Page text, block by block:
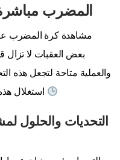
المضرب
مشاهدة كرة المضرب
بعض العقبات لا تزال
والعملية متاحة لتجعل هذه
التحديات والحلول